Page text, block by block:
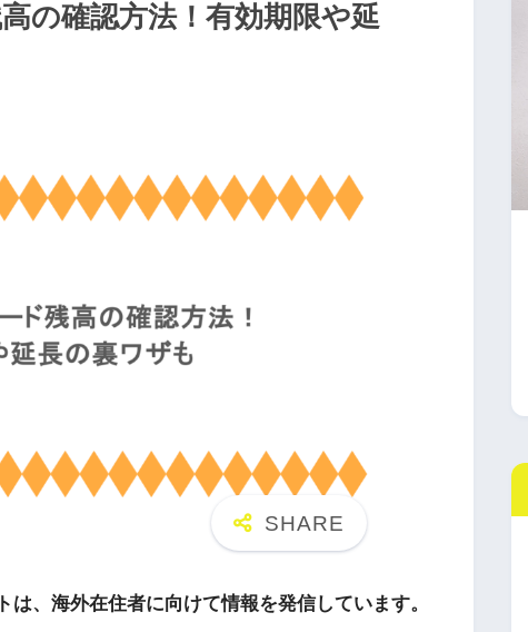
の確認方法！有効期限や延
は、海外在住者に向けて情報を発信しています。